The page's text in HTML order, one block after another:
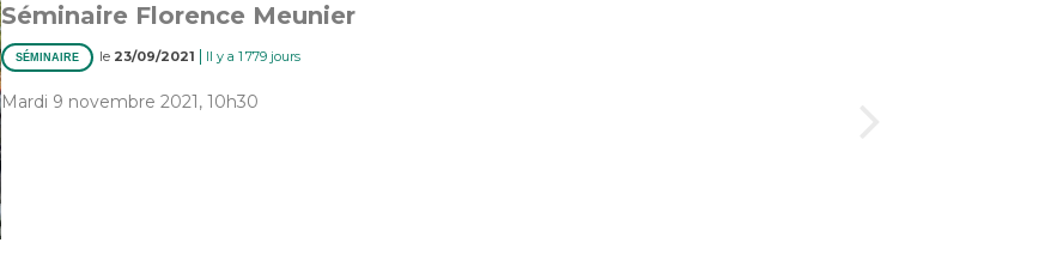
Séminaire Florence Meunier
SÉMINAIRE le 23/09/2021 | Il y a 1 779 jours
Mardi 9 novembre 2021, 10h30